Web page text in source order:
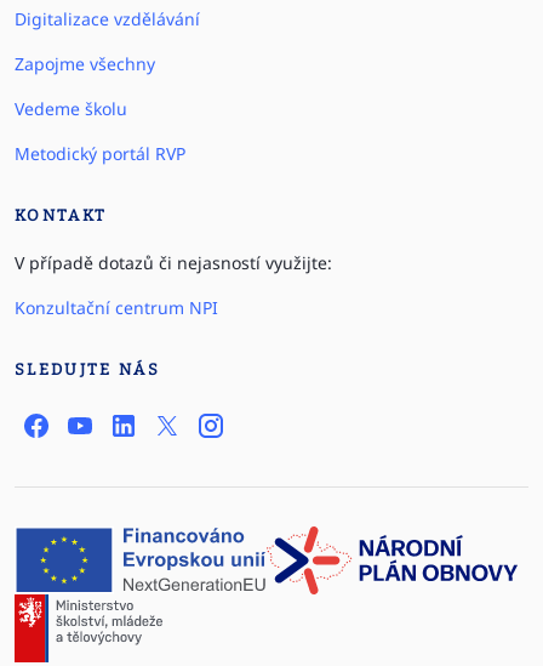
Digitalizace vzdělávání
Zapojme všechny
Vedeme školu
Metodický portál RVP
KONTAKT
V případě dotazů či nejasností využijte:
Konzultační centrum NPI
SLEDUJTE NÁS